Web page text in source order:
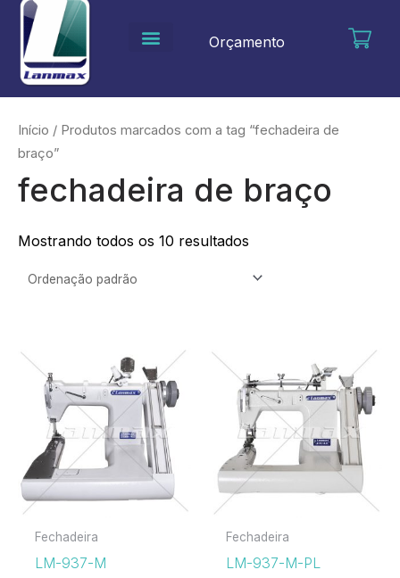
para
conteúdo
Orçamento
Início / Produtos marcados com a tag “fechadeira de
braço”
fechadeira de braço
Mostrando todos os 10 resultados
Fechadeira
LM-937-M
Fechadeira
LM-937-M-PL